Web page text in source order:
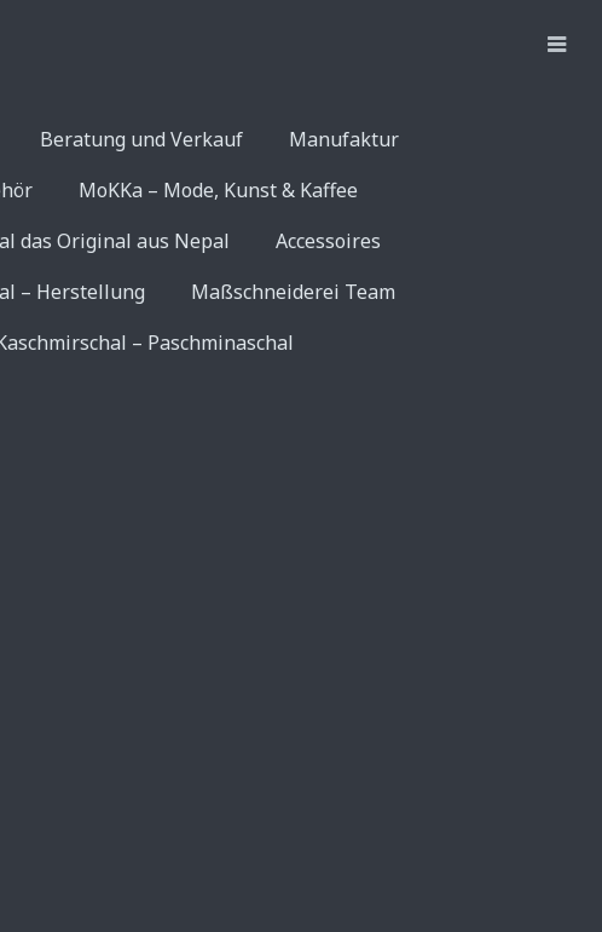
Beratung und Verkauf
Manufaktur
MoKKa – Mode, Kunst & Kaffee
das Original aus Nepal
Accessoires
– Herstellung
Maßschneiderei Team
– Paschminaschal